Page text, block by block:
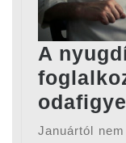
A
Januártól